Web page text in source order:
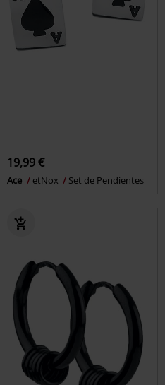
19,99 €
Ace etNox Set de Pendientes